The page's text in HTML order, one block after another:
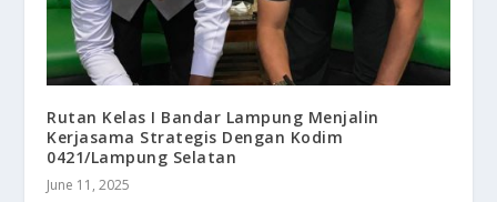
Rutan Kelas I Bandar Lampung Menjalin
Kerjasama Strategis Dengan Kodim
0421/Lampung Selatan
June 11, 2025